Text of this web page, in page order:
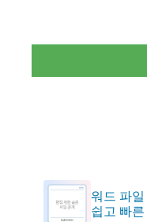
워드 파
쉽고 빠